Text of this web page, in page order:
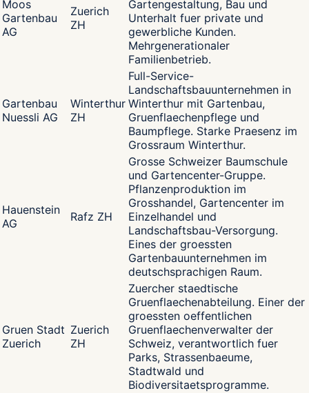
Moos
Gartenbau
AG
Zuerich
ZH
Gartengestaltung, Bau und
Unterhalt fuer private und
gewerbliche Kunden.
Mehrgenerationaler
Familienbetrieb.
Gartenbau
Nuessli AG
Winterthur
ZH
Full-Service-
Landschaftsbauunternehmen in
Winterthur mit Gartenbau,
Gruenflaechenpflege und
Baumpflege. Starke Praesenz im
Grossraum Winterthur.
Hauenstein
AG
Rafz ZH
Grosse Schweizer Baumschule
und Gartencenter-Gruppe.
Pflanzenproduktion im
Grosshandel, Gartencenter im
Einzelhandel und
Landschaftsbau-Versorgung.
Eines der groessten
Gartenbauunternehmen im
deutschsprachigen Raum.
Gruen Stadt
Zuerich
Zuerich
ZH
Zuercher staedtische
Gruenflaechenabteilung. Einer der
groessten oeffentlichen
Gruenflaechenverwalter der
Schweiz, verantwortlich fuer
Parks, Strassenbaeume,
Stadtwald und
Biodiversitaetsprogramme.